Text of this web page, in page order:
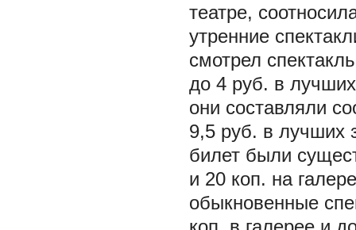
театре,
утренние
смотрел
до 4 руб. в
они составляли
9,5 руб. в лучших
билет были
и 20 коп. на
обыкновенные